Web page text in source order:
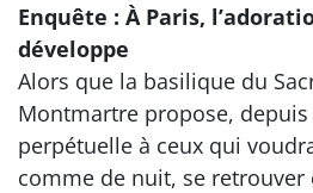
Enquête : À Paris,
développe
Alors que la basilique du
Montmartre propose, depuis
perpétuelle à ceux qui
comme de nuit, se retrouver